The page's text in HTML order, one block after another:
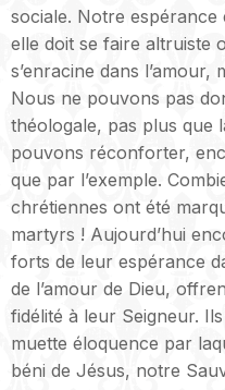
sociale. Notre
elle doit se faire altruiste
s’enracine dans l’amour,
Nous ne pouvons pas
théologale, pas plus que
pouvons réconforter,
que par l’exemple.
chrétiennes ont été
martyrs ! Aujourd’hui
forts de leur espérance
de l’amour de Dieu,
fidélité à leur Seigneur.
muette éloquence par
béni de Jésus, notre